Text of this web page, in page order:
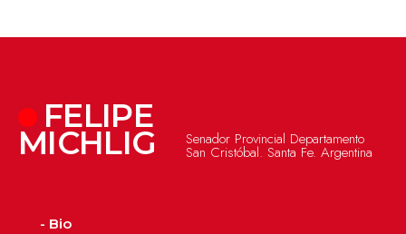
FELIPE
MICHLIG Senador Provincial Departamento
San Cristóbal. Santa Fe. Argentina
- Bio